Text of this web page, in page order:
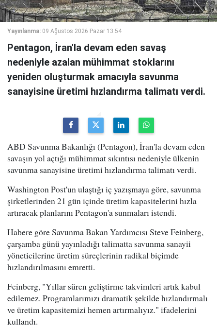
Yayınlanma: 09 Ağustos 2026 Pazar 13:54
Pentagon, İran'la devam eden savaş
nedeniyle azalan mühimmat stoklarını
yeniden oluşturmak amacıyla savunma
sanayisine üretimi hızlandırma talimatı verdi.
ABD Savunma Bakanlığı (Pentagon), İran'la devam eden
savaşın yol açtığı mühimmat sıkıntısı nedeniyle ülkenin
savunma sanayisine üretimi hızlandırma talimatı verdi.
Washington Post'un ulaştığı iç yazışmaya göre, savunma
şirketlerinden 21 gün içinde üretim kapasitelerini hızla
artıracak planlarını Pentagon'a sunmaları istendi.
Habere göre Savunma Bakan Yardımcısı Steve Feinberg,
çarşamba günü yayınladığı talimatta savunma sanayii
yöneticilerine üretim süreçlerinin radikal biçimde
hızlandırılmasını emretti.
Feinberg, "Yıllar süren geliştirme takvimleri artık kabul
edilemez. Programlarımızı dramatik şekilde hızlandırmalı
ve üretim kapasitemizi hemen artırmalıyız." ifadelerini
kullandı.